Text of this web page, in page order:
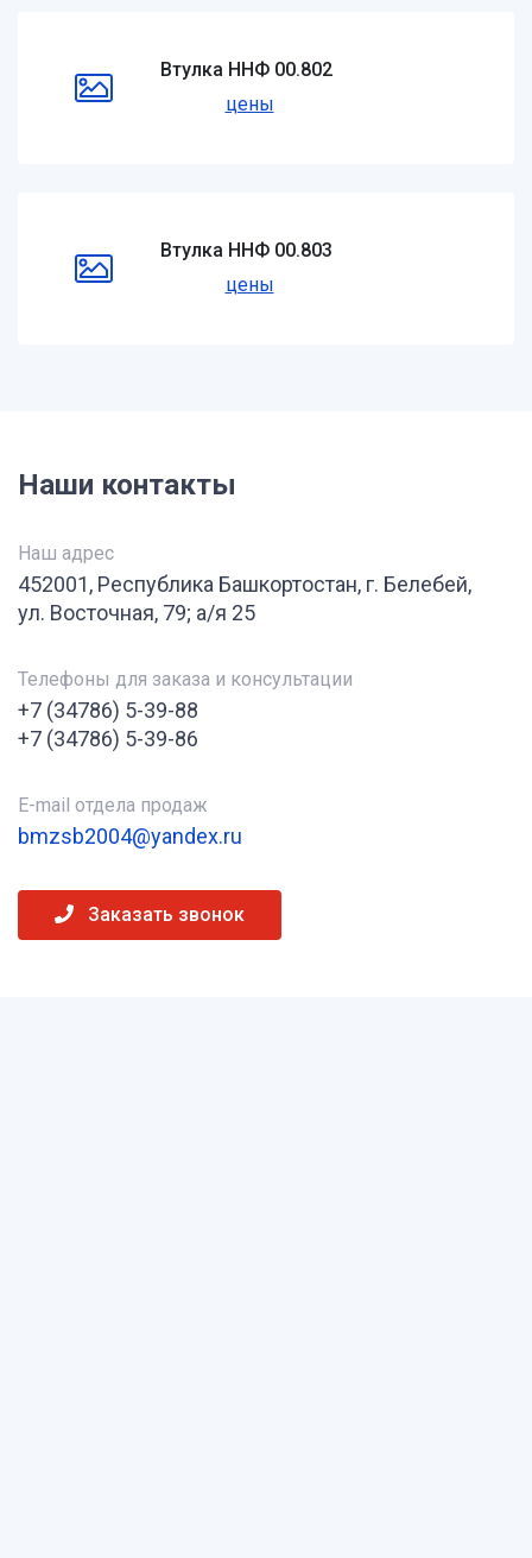
Втулка ННФ 00.802
цены
Втулка ННФ 00.803
цены
Наши контакты
Наш адрес
452001, Республика Башкортостан, г. Белебей,
ул. Восточная, 79; а/я 25
Телефоны для заказа и консультации
+7 (34786) 5-39-88
+7 (34786) 5-39-86
E-mail отдела продаж
bmzsb2004@yandex.ru
Заказать звонок